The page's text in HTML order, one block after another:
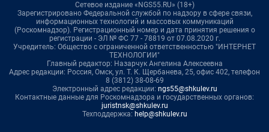
Сетевое издание «NGS55.RU» (18+)
Зарегистрировано Федеральной службой по надзору в сфере связи,
информационных технологий и массовых коммуникаций
(Роскомнадзор). Регистрационный номер и дата принятия решения о
регистрации - ЭЛ № ФС 77 - 78819 от 07.08.2020 г.
Учредитель: Общество с ограниченной ответственностью "ИНТЕРНЕТ
ТЕХНОЛОГИИ"
Главный редактор: Назарчук Ангелина Алексеевна
Адрес редакции: Россия, Омск, ул. Т. К. Щербанева, 25, офис 402, телефон
8 (3812) 38-08-69
Электронный адрес редакции: ngs55@shkulev.ru
Контактные данные для Роскомнадзора и государственных органов:
juristnsk@shkulev.ru
Техподдержка: help@shkulev.ru